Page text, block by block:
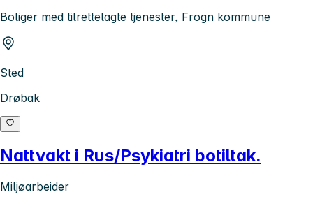
Boliger med tilrettelagte tjenester, Frogn kommune
Sted
Drøbak
Nattvakt i Rus/Psykiatri botiltak.
Miljøarbeider